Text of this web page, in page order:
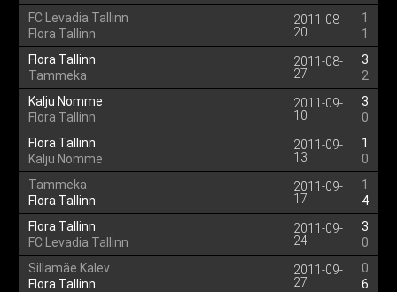
FC Levadia Tallinn
Flora Tallinn
2011-08-
20
1
1
Flora Tallinn
Tammeka
2011-08-
27
3
2
Kalju Nomme
Flora Tallinn
2011-09-
10
3
0
Flora Tallinn
Kalju Nomme
2011-09-
13
1
0
Tammeka
Flora Tallinn
2011-09-
17
1
4
Flora Tallinn
FC Levadia Tallinn
2011-09-
24
3
0
Sillamäe Kalev
Flora Tallinn
2011-09-
27
0
6